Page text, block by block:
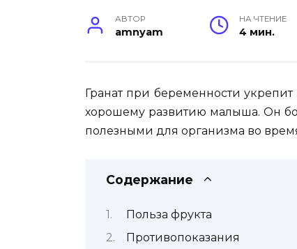
АВТОР
amnyam
НА ЧТЕНИЕ
4 мин.
Гранат при беременности
хорошему развитию малыша. Он
полезными для организма во
Содержание
Польза фрукта
Противопоказания